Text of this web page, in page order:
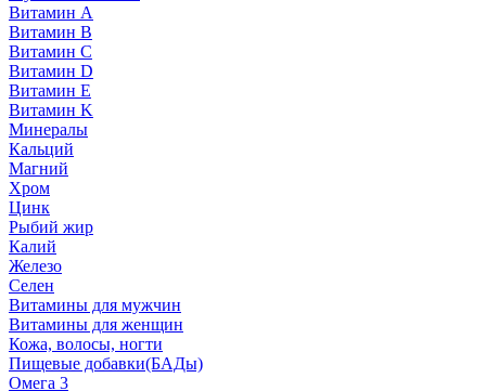
Витамин A
Витамин B
Витамин C
Витамин D
Витамин E
Витамин K
Минералы
Кальций
Магний
Хром
Цинк
Рыбий жир
Калий
Железо
Селен
Витамины для мужчин
Витамины для женщин
Кожа, волосы, ногти
Пищевые добавки(БАДы)
Омега 3